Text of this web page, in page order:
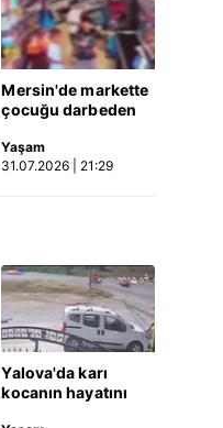
Mersin'de markette
çocuğu darbeden
Yaşam
31.07.2026 | 21:29
Yalova'da karı
kocanın hayatını